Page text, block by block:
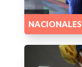
NACIONALES